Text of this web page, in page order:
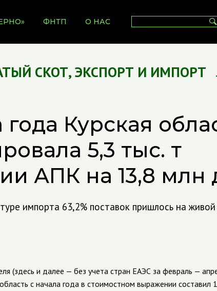
ФНТП О НАС
СКОТ, ЭКСПОРТ И ИМПОРТ
Курская
5,3 тыс. т
АПК на 13,8 млн
импорта 63,2% поставок пришлось на
(здесь и далее — без учета стран ЕАЭС за февраль —
с начала года в стоимостном выражении